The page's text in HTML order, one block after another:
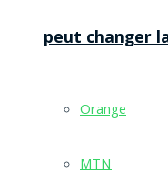
peut changer
Orange
MTN